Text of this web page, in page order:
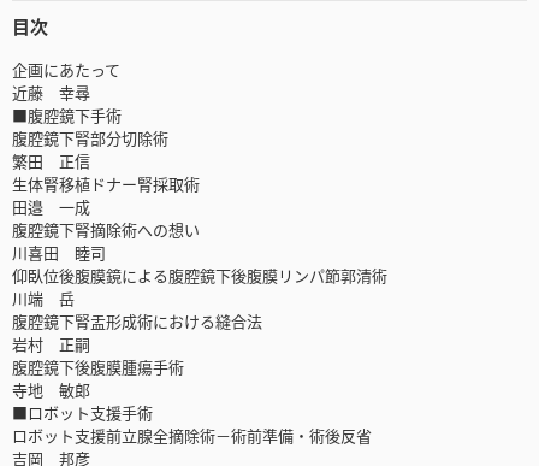
目次
企画にあたって
近藤 幸尋
■腹腔鏡下手術
腹腔鏡下腎部分切除術
繁田 正信
生体腎移植ドナー腎採取術
田邉 一成
腹腔鏡下腎摘除術への想い
川喜田 睦司
仰臥位後腹膜鏡による腹腔鏡下後腹膜リンパ節郭清術
川端 岳
腹腔鏡下腎盂形成術における縫合法
岩村 正嗣
腹腔鏡下後腹膜腫瘍手術
寺地 敏郎
■ロボット支援手術
ロボット支援前立腺全摘除術－術前準備・術後反省
吉岡 邦彦